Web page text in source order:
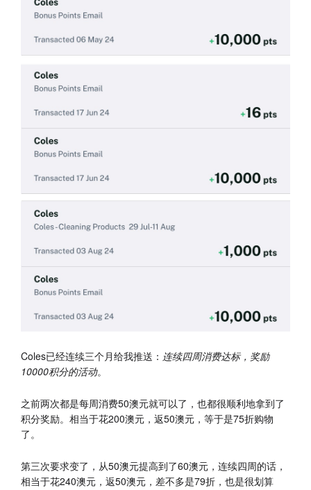
Coles已经连续三个月给我推送： 连续四周消费达标，奖励
10000积分的活动。
之前两次都是每周消费50澳元就可以了，也都很顺利地拿到了
积分奖励。相当于花200澳元，返50澳元，等于是75折购物
了。
第三次要求变了，从50澳元提高到了60澳元，连续四周的话，
相当于花240澳元，返50澳元，差不多是79折，也是很划算